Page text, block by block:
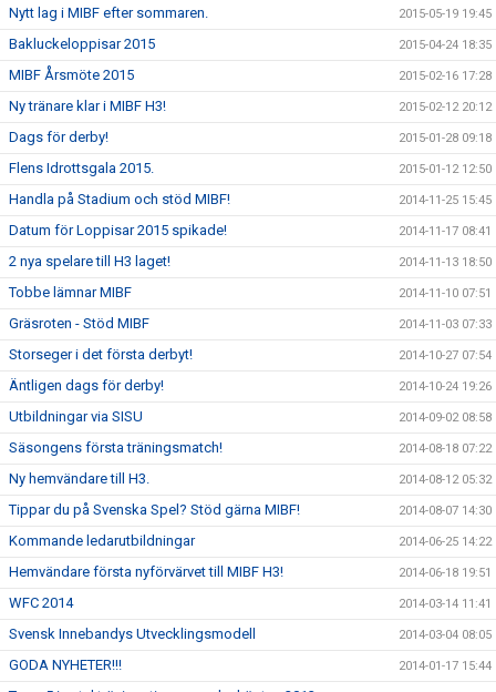
Nytt lag i MIBF efter sommaren. 2015-05-19 19:45
Bakluckeloppisar 2015 2015-04-24 18:35
MIBF Årsmöte 2015 2015-02-16 17:28
Ny tränare klar i MIBF H3! 2015-02-12 20:12
Dags för derby! 2015-01-28 09:18
Flens Idrottsgala 2015. 2015-01-12 12:50
Handla på Stadium och stöd MIBF! 2014-11-25 15:45
Datum för Loppisar 2015 spikade! 2014-11-17 08:41
2 nya spelare till H3 laget! 2014-11-13 18:50
Tobbe lämnar MIBF 2014-11-10 07:51
Gräsroten - Stöd MIBF 2014-11-03 07:33
Storseger i det första derbyt! 2014-10-27 07:54
Äntligen dags för derby! 2014-10-24 19:26
Utbildningar via SISU 2014-09-02 08:58
Säsongens första träningsmatch! 2014-08-18 07:22
Ny hemvändare till H3. 2014-08-12 05:32
Tippar du på Svenska Spel? Stöd gärna MIBF! 2014-08-07 14:30
Kommande ledarutbildningar 2014-06-25 14:22
Hemvändare första nyförvärvet till MIBF H3! 2014-06-18 19:51
WFC 2014 2014-03-14 11:41
Svensk Innebandys Utvecklingsmodell 2014-03-04 08:05
GODA NYHETER!!! 2014-01-17 15:44